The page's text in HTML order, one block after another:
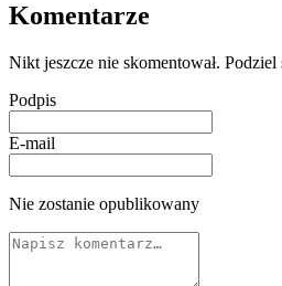
Komentarze
Nikt jeszcze nie skomentował.
Podpis
E-mail
Nie zostanie opublikowany